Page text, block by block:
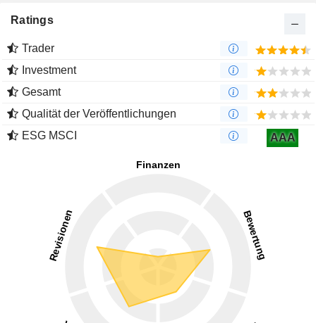
Ratings
Trader
Investment
Gesamt
Qualität der Veröffentlichungen
ESG MSCI
AAA